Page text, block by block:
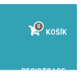
0
KOŠÍK
REGISTRACE